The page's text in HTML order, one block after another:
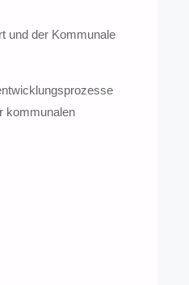
und der Kommunale
kommunalen